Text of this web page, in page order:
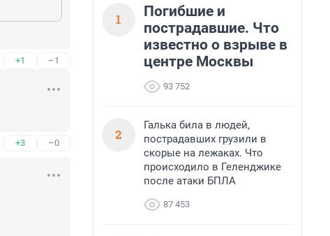
+1 –1
+3 –0
1
Погибшие и
пострадавшие. Что
известно о взрыве в
центре Москвы
93 752
2
Галька била в людей,
пострадавших грузили в
скорые на лежаках. Что
происходило в Геленджике
после атаки БПЛА
87 453